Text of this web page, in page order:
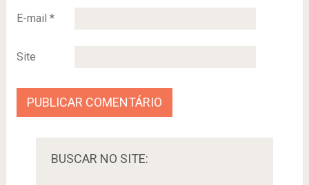
E-mail *
Site
BUSCAR NO SITE: